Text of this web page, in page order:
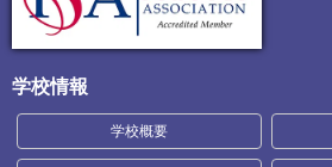
学校情報
学校概要